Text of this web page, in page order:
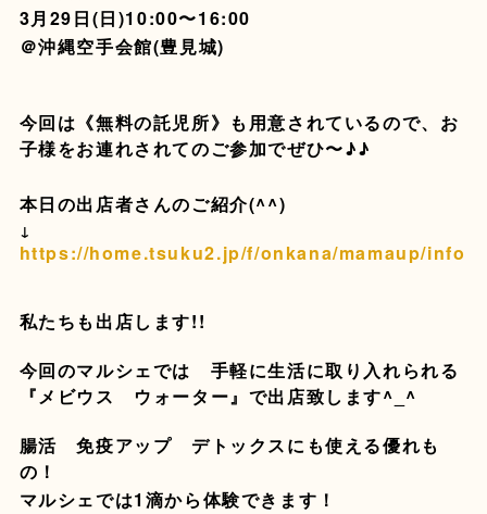
3月29日(日)10:00〜16:00
＠沖縄空手会館(豊見城)
今回は《無料の託児所》も用意されているので、お
子様をお連れされてのご参加でぜひ〜♪♪
本日の出店者さんのご紹介(^^)
↓
https://home.tsuku2.jp/f/onkana/mamaup/info
私たちも出店します!!
今回のマルシェでは 手軽に生活に取り入れられる
『メビウス ウォーター』で出店致します^_^
腸活 免疫アップ デトックスにも使える優れも
の！
マルシェでは1滴から体験できます！